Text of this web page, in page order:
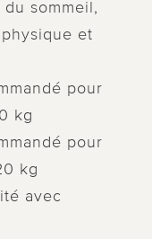
sommeil,
et
pour
kg
pour
kg
avec